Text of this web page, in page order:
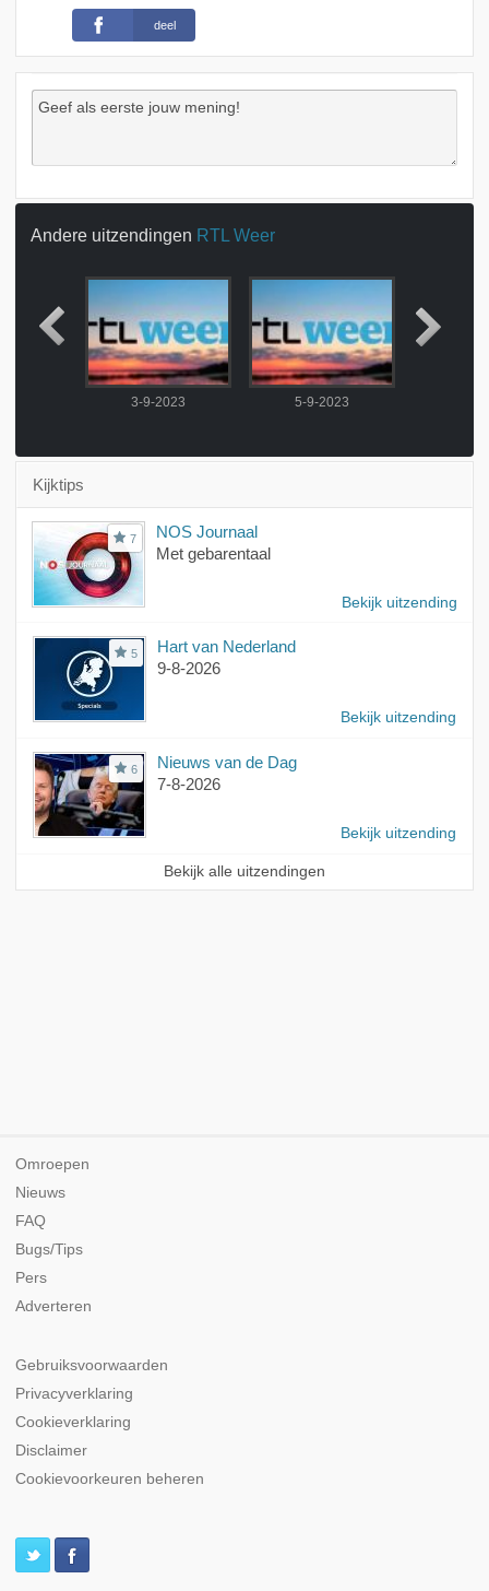
deel
Andere uitzendingen RTL Weer
3-9-2023 5-9-2023
Kijktips
7
NOS Journaal
Met gebarentaal
Bekijk uitzending
5
Hart van Nederland
9-8-2026
Bekijk uitzending
6
Nieuws van de Dag
7-8-2026
Bekijk uitzending
Bekijk alle uitzendingen
Omroepen
Nieuws
FAQ
Bugs/Tips
Pers
Adverteren
Gebruiksvoorwaarden
Privacyverklaring
Cookieverklaring
Disclaimer
Cookievoorkeuren beheren